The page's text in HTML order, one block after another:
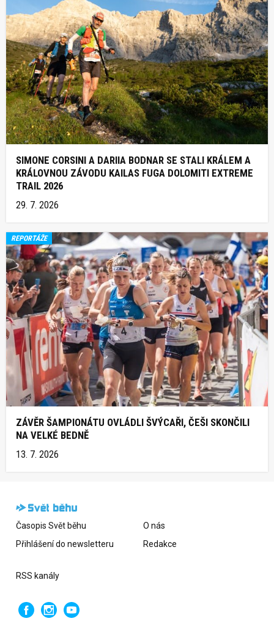
SIMONE CORSINI A DARIIA BODNAR SE STALI KRÁLEM A
KRÁLOVNOU ZÁVODU KAILAS FUGA DOLOMITI EXTREME
TRAIL 2026
29. 7. 2026
REPORTÁŽE
ZÁVĚR ŠAMPIONÁTU OVLÁDLI ŠVÝCAŘI, ČEŠI SKONČILI
NA VELKÉ BEDNĚ
13. 7. 2026
Časopis Svět běhu
Přihlášení do newsletteru
O nás
Redakce
RSS kanály